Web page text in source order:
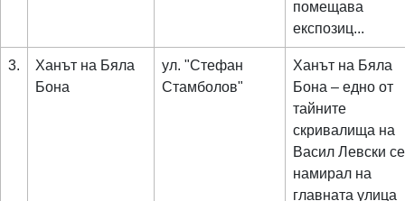
помещава
експозиц...
3.
Ханът на Бяла
Бона
ул. "Стефан
Стамболов"
Ханът на Бяла
Бона – едно от
тайните
скривалища на
Васил Левски
намирал на
главната улица